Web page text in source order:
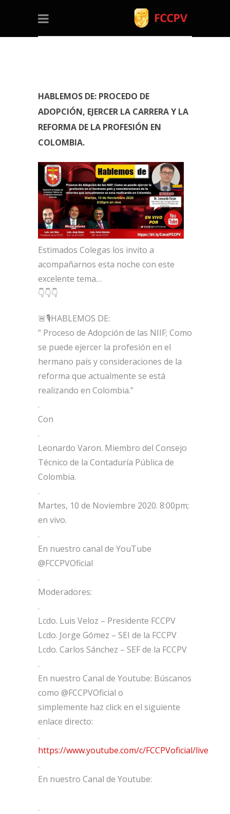
HABLEMOS DE: PROCEDO DE
ADOPCIÓN, EJERCER LA CARRERA Y LA
REFORMA DE LA PROFESIÓN EN
COLOMBIA.
Estimados Colegas los invito a
acompañarnos esta noche con este
excelente tema…
👇👇👇
🚨🎙HABLEMOS DE:
” Proceso de Adopción de las NIIF; Como
se puede ejercer la profesión en el
hermano país y consideraciones de la
reforma que actualmente se está
realizando en Colombia.”
.
Con
.
Leonardo Varon. Miembro del Consejo
Técnico de la Contaduría Pública de
Colombia.
.
Martes, 10 de Noviembre 2020. 8:00pm;
en vivo.
.
En nuestro canal de YouTube
@FCCPVOficial
.
Moderadores:
.
Lcdo. Luis Veloz – Presidente FCCPV
Lcdo. Jorge Gómez – SEI de la FCCPV
Lcdo. Carlos Sánchez – SEF de la FCCPV
.
En nuestro Canal de Youtube: Búscanos
como @FCCPVOficial o
simplemente haz click en el siguiente
enlace directo:
.
https://www.youtube.com/c/FCCPVoficial/live
.
En nuestro Canal de Youtube:
.